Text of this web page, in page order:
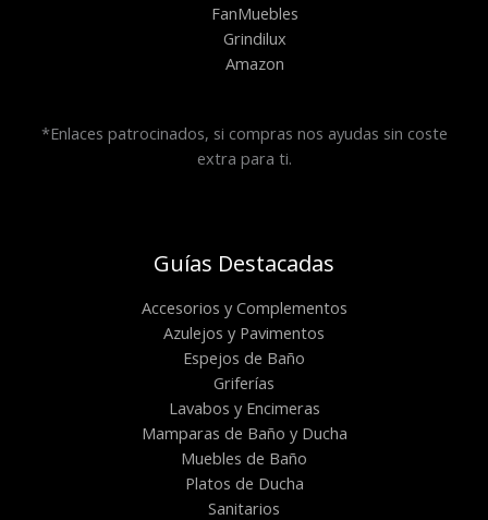
FanMuebles
Grindilux
Amazon
*Enlaces patrocinados, si compras nos ayudas sin coste
extra para ti.
Guías Destacadas
Accesorios y Complementos
Azulejos y Pavimentos
Espejos de Baño
Griferías
Lavabos y Encimeras
Mamparas de Baño y Ducha
Muebles de Baño
Platos de Ducha
Sanitarios